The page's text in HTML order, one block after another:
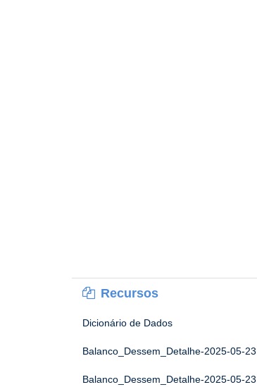
Recursos
Dicionário de Dados
Balanco_Dessem_Detalhe-2025-05-23
Balanco_Dessem_Detalhe-2025-05-23